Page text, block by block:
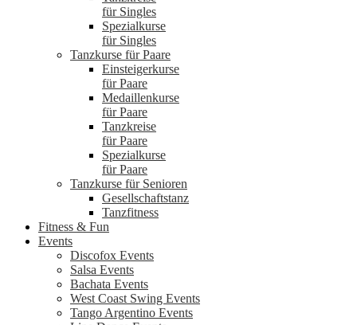
für Singles
Spezialkurse
für Singles
Tanzkurse für Paare
Einsteigerkurse
für Paare
Medaillenkurse
für Paare
Tanzkreise
für Paare
Spezialkurse
für Paare
Tanzkurse für Senioren
Gesellschaftstanz
Tanzfitness
Fitness & Fun
Events
Discofox Events
Salsa Events
Bachata Events
West Coast Swing Events
Tango Argentino Events